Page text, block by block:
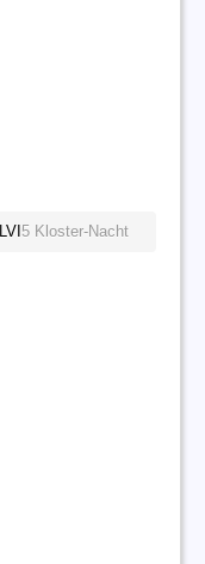
LVI 5 Kloster-Nacht